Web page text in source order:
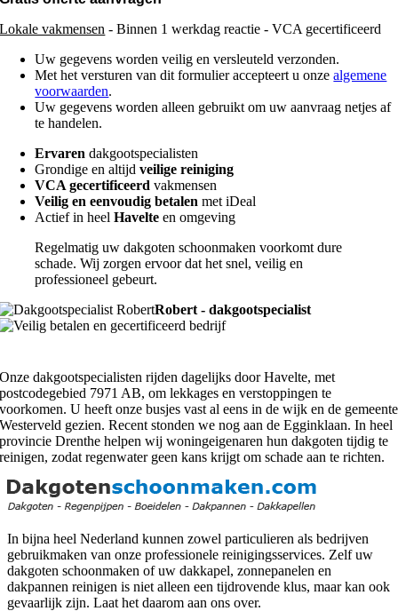
Lokale vakmensen - Binnen 1 werkdag reactie - VCA gecertificeerd
Uw gegevens worden veilig en versleuteld verzonden.
Met het versturen van dit formulier accepteert u onzealgemene
voorwaarden.
Uw gegevens worden alleen gebruikt om uw aanvraag netjes af
te handelen.
Ervaren dakgootspecialisten
Grondige en altijdveilige reiniging
VCA gecertificeerdvakmensen
Veilig en eenvoudig betalen met iDeal
Actief in heelHavelte en omgeving
Regelmatig uw dakgoten schoonmaken voorkomt dure
schade. Wij zorgen ervoor dat het snel, veilig en
professioneel gebeurt.
Robert - dakgootspecialist
Onze dakgootspecialisten rijden dagelijks door Havelte, met
postcodegebied 7971 AB, om lekkages en verstoppingen te
voorkomen. U heeft onze busjes vast al eens in de wijk en de gemeente
Westerveld gezien. Recent stonden we nog aan de Egginklaan. In heel
provincie Drenthe helpen wij woningeigenaren hun dakgoten tijdig te
reinigen, zodat regenwater geen kans krijgt om schade aan te richten.
In bijna heel Nederland kunnen zowel particulieren als bedrijven
gebruikmaken van onze professionele reinigingsservices. Zelf uw
dakgoten schoonmaken of uw dakkapel, zonnepanelen en
dakpannen reinigen is niet alleen een tijdrovende klus, maar kan ook
gevaarlijk zijn. Laat het daarom aan ons over.